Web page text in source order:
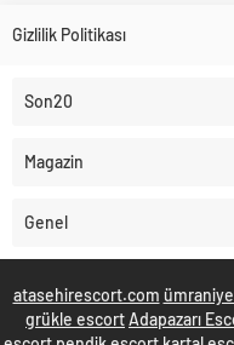
Gizlilik Politikası
Son20
Magazin
Genel
atasehirescort.com
grükle escortAdapazarı